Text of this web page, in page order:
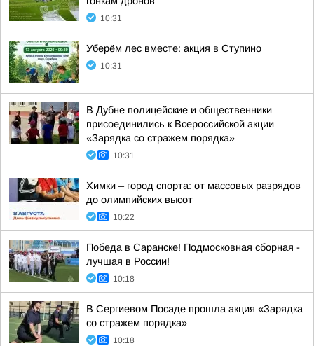
10:31
Уберём лес вместе: акция в Ступино
10:31
В Дубне полицейские и общественники
присоединились к Всероссийской акции
«Зарядка со стражем порядка»
10:31
Химки – город спорта: от массовых разрядов
до олимпийских высот
10:22
Победа в Саранске! Подмосковная сборная -
лучшая в России!
10:18
В Сергиевом Посаде прошла акция «Зарядка
со стражем порядка»
10:18